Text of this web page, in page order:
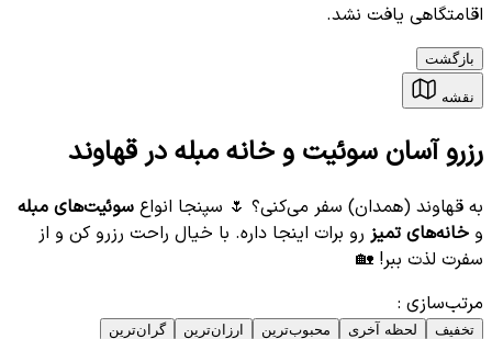
اقامتگاهی یافت نشد.
بازگشت
نقشه
رزرو آسان سوئیت و خانه مبله در قهاوند
به قهاوند (همدان) سفر می‌کنی؟ 🌷 سپنجا انواع سوئیت‌های مبله
و خانه‌های تمیز رو برات اینجا داره. با خیال راحت رزرو کن و از
سفرت لذت ببر! 🏡
مرتب‌سازی :
تخفیف لحظه آخری محبوب‌ترین ارزان‌ترین گران‌ترین